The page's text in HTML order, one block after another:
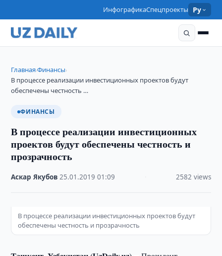
ИнфографикаСпецпроекты Ру
Главная›Финансы›
В процессе реализации инвестиционных проектов будут
обеспечены честность …
ФИНАНСЫ
В процессе реализации инвестиционных
проектов будут обеспечены честность и
прозрачность
Аскар Якубов ·25.01.2019 ·01:09 2582 views
В процессе реализации инвестиционных проектов будут
обеспечены честность и прозрачность